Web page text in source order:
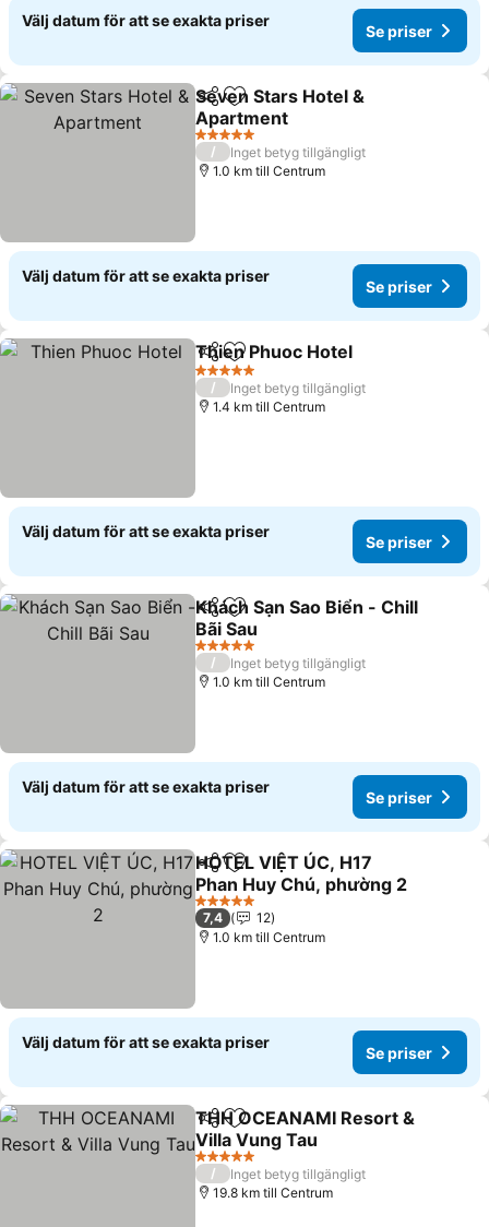
Välj datum för att se exakta priser
Se priser
Dela Lägg till i Mina Favoriter
Seven Stars Hotel &
Apartment
5 Stjärnor
/
Inget betyg tillgängligt
1.0 km till Centrum
Välj datum för att se exakta priser
Se priser
Dela Lägg till i Mina Favoriter
Thien Phuoc Hotel
5 Stjärnor
/
Inget betyg tillgängligt
1.4 km till Centrum
Välj datum för att se exakta priser
Se priser
Dela Lägg till i Mina Favoriter
Khách Sạn Sao Biển - Chill
Bãi Sau
5 Stjärnor
/
Inget betyg tillgängligt
1.0 km till Centrum
Välj datum för att se exakta priser
Se priser
Dela Lägg till i Mina Favoriter
HOTEL VIỆT ÚC, H17
Phan Huy Chú, phường 2
5 Stjärnor
7,4
12
1.0 km till Centrum
Välj datum för att se exakta priser
Se priser
Dela Lägg till i Mina Favoriter
THH OCEANAMI Resort &
Villa Vung Tau
5 Stjärnor
/
Inget betyg tillgängligt
19.8 km till Centrum